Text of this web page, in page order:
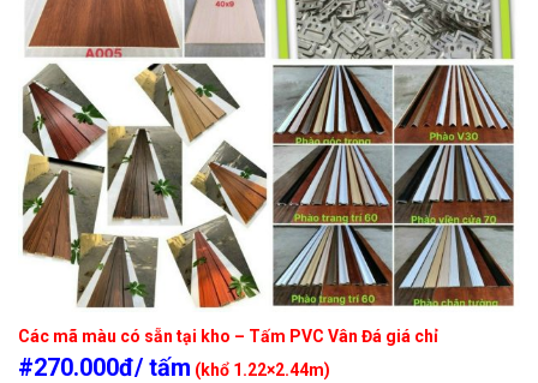
Các mã màu có sẵn tại kho – Tấm PVC Vân Đá giá chỉ
#270.000đ/ tấm (khổ 1.22×2.44m)